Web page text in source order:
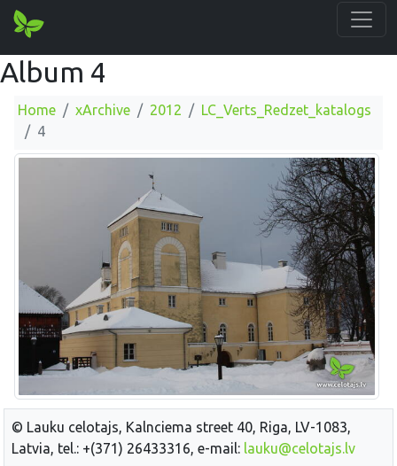
Album 4
Home xArchive 2012
LC_Verts_Redzet_katalogs
4
© Lauku celotajs, Kalnciema street 40, Riga, LV-1083,
Latvia, tel.: +(371) 26433316, e-mail: lauku@celotajs.lv